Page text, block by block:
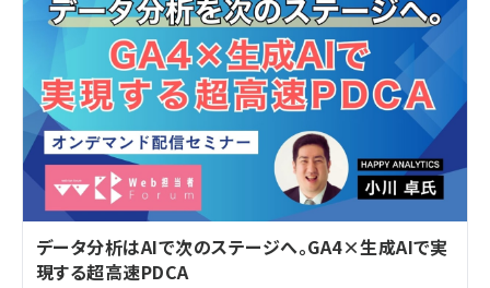
データ分析はAIで次のステージへ。GA4×生成AIで実
現する超高速PDCA